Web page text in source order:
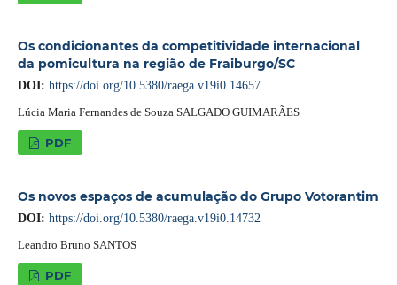
Os condicionantes da competitividade internacional
da pomicultura na região de Fraiburgo/SC
DOI: https://doi.org/10.5380/raega.v19i0.14657
Lúcia Maria Fernandes de Souza SALGADO GUIMARÃES
PDF
Os novos espaços de acumulação do Grupo Votorantim
DOI: https://doi.org/10.5380/raega.v19i0.14732
Leandro Bruno SANTOS
PDF